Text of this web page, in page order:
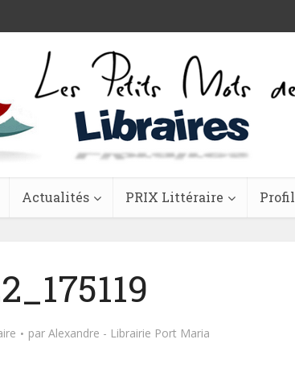
Actualités PRIX Littéraire Profil
par Alexandre - Librairie Port Maria